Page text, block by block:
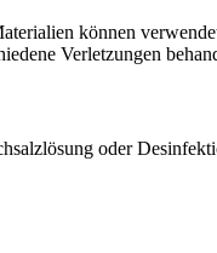
können
Verletzungen
oder